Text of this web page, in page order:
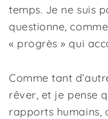
temps. Je ne suis
questionne,
« progrès » qui
Comme tant
rêver, et je pense
rapports humains,